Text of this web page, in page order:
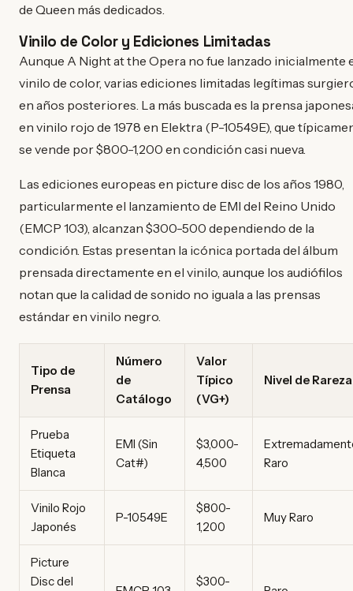
de Queen más dedicados.
Vinilo de Color y Ediciones Limitadas
Aunque A Night at the Opera no fue lanzado inicialmente
vinilo de color, varias ediciones limitadas legítimas
en años posteriores. La más buscada es la prensa
en vinilo rojo de 1978 en Elektra (P-10549E), que
se vende por $800-1,200 en condición casi nueva.
Las ediciones europeas en picture disc de los años 1980,
particularmente el lanzamiento de EMI del Reino Unido
(EMCP 103), alcanzan $300-500 dependiendo de la
condición. Estas presentan la icónica portada del álbum
prensada directamente en el vinilo, aunque los audiófilos
notan que la calidad de sonido no iguala a las prensas
estándar en vinilo negro.
Tipo de
Prensa
Número
de
Catálogo
Valor
Típico
(VG+)
Nivel de Rareza
Prueba
Etiqueta
Blanca
EMI (Sin
Cat#)
$3,000-
4,500
Raro
Vinilo Rojo
Japonés
P-10549E
$800-
1,200
Muy Raro
Picture
Disc del
$300-